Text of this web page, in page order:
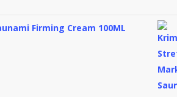
Firming Cream 100ML